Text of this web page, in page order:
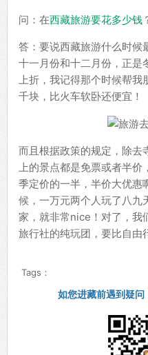
问：在西藏旅游要花多少钱
答：要说西藏旅游什么时候
十一月份和十二月份，正是
上折，我记得那个时候帮我
千块，比火车软卧还便宜！
而且根据政策的规定，除
上的景点都是免票或者半价
季定价的一半，半价大优惠
候，一万元两个人玩了八九
家，就非常nice！对了，我
旅行社的纯玩团，要比自由
Tags：
如您进藏前遇到疑问